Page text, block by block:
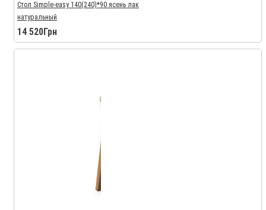
Стол Simple-easy 140(240)*90 ясень лак
натуральный
14 520Грн